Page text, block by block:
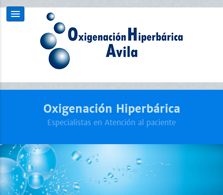
Oxigenación Hiperbárica
Especialistas en Atención al paciente